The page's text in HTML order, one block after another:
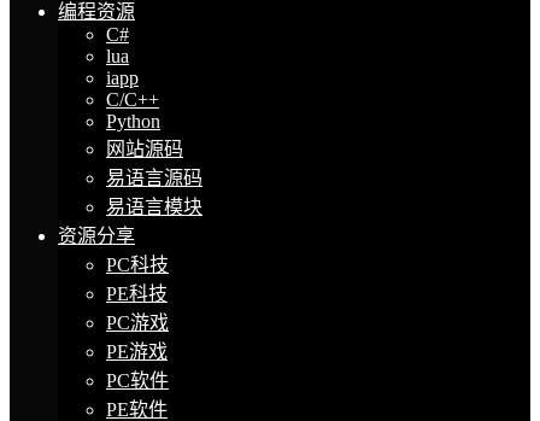
编程资源
C#
lua
iapp
C/C++
Python
网站源码
易语言源码
易语言模块
资源分享
PC科技
PE科技
PC游戏
PE游戏
PC软件
PE软件